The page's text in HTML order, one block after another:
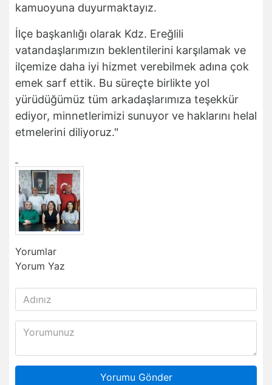
kamuoyuna duyurmaktayız.
İlçe başkanlığı olarak Kdz. Ereğlili
vatandaşlarımızın beklentilerini karşılamak ve
ilçemize daha iyi hizmet verebilmek adına çok
emek sarf ettik. Bu süreçte birlikte yol
yürüdüğümüz tüm arkadaşlarımıza teşekkür
ediyor, minnetlerimizi sunuyor ve haklarını helal
etmelerini diliyoruz."
Yorumlar
Yorum Yaz
Yorumu Gönder